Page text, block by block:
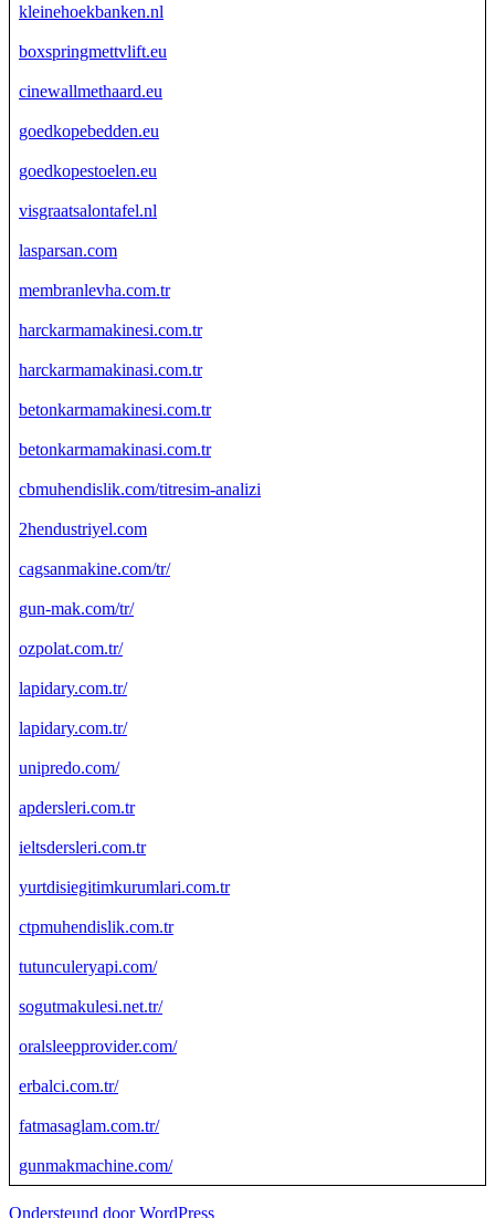
kleinehoekbanken.nl
boxspringmettvlift.eu
cinewallmethaard.eu
goedkopebedden.eu
goedkopestoelen.eu
visgraatsalontafel.nl
lasparsan.com
membranlevha.com.tr
harckarmamakinesi.com.tr
harckarmamakinasi.com.tr
betonkarmamakinesi.com.tr
betonkarmamakinasi.com.tr
cbmuhendislik.com/titresim-analizi
2hendustriyel.com
cagsanmakine.com/tr/
gun-mak.com/tr/
ozpolat.com.tr/
lapidary.com.tr/
lapidary.com.tr/
unipredo.com/
apdersleri.com.tr
ieltsdersleri.com.tr
yurtdisiegitimkurumlari.com.tr
ctpmuhendislik.com.tr
tutunculeryapi.com/
sogutmakulesi.net.tr/
oralsleepprovider.com/
erbalci.com.tr/
fatmasaglam.com.tr/
gunmakmachine.com/
Ondersteund door WordPress